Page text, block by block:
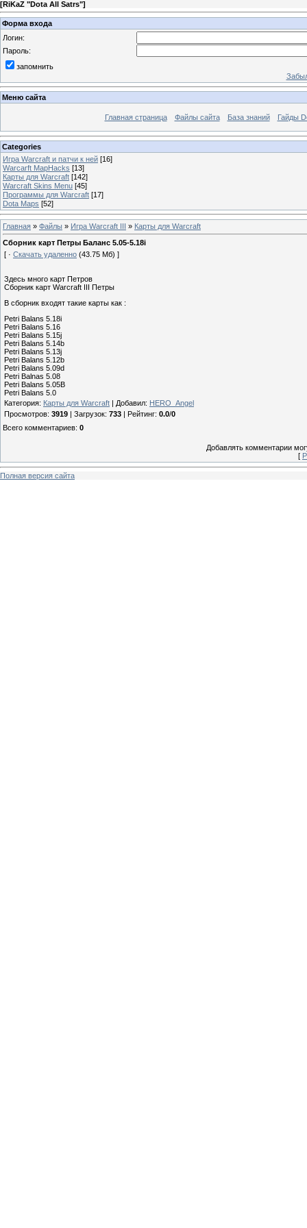
[RiKaZ "Dota All Satrs"]
Форма входа
Логин:
Пароль:
запомнить
Меню сайта
Главная страница Файлы сайта База знаний Гайды
Categories
Игра Warcraft и патчи к ней [16]
Warcarft MapHacks [13]
Карты для Warcraft [142]
Warcraft Skins Menu [45]
Программы для Warcraft [17]
Dota Maps [52]
Главная » Файлы » Игра Warcraft III » Карты для Warcraft
Cборник карт Петры Баланс 5.05-5.18i
[ · Скачать удаленно (43.75 Мб) ]
Здесь много карт Петров
Сборник карт Warcraft III Петры
В сборник входят такие карты как :
Petri Balans 5.18i
Petri Balans 5.16
Petri Balans 5.15j
Petri Balans 5.14b
Petri Balans 5.13j
Petri Balans 5.12b
Petri Balans 5.09d
Petri Balnas 5.08
Petri Balans 5.05B
Petri Balans 5.0
Категория: Карты для Warcraft Добавил: HERO_Angel
Просмотров: 3919 Загрузок: 733 Рейтинг: 0.0/0
Всего комментариев: 0
Добавлять комментарии
[
Полная версия сайта